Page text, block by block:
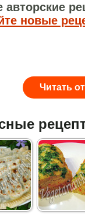
авторские
новые
Читать